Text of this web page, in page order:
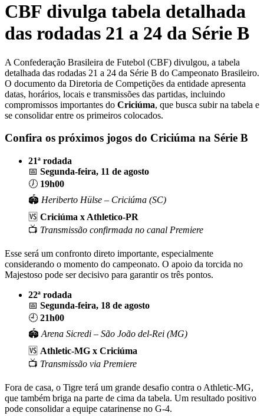
CBF divulga tabela detalhada
das rodadas 21 a 24 da Série B
A Confederação Brasileira de Futebol (CBF) divulgou, a tabela
detalhada das rodadas 21 a 24 da Série B do Campeonato Brasileiro.
O documento da Diretoria de Competições da entidade apresenta
datas, horários, locais e transmissões das partidas, incluindo
compromissos importantes do Criciúma, que busca subir na tabela e
se consolidar entre os primeiros colocados.
Confira os próximos jogos do Criciúma na Série B
21ª rodada
📅 Segunda-feira, 11 de agosto
🕖 19h00
🏟️ Heriberto Hülse – Criciúma (SC)
🆚 Criciúma x Athletico-PR
📺 Transmissão confirmada no canal Premiere
Esse será um confronto direto importante, especialmente
considerando o momento do campeonato. O apoio da torcida no
Majestoso pode ser decisivo para garantir os três pontos.
22ª rodada
📅 Segunda-feira, 18 de agosto
🕘 21h00
🏟️ Arena Sicredi – São João del-Rei (MG)
🆚 Athletic-MG x Criciúma
📺 Transmissão via Premiere
Fora de casa, o Tigre terá um grande desafio contra o Athletic-MG,
que também briga na parte de cima da tabela. Um resultado positivo
pode consolidar a equipe catarinense no G-4.